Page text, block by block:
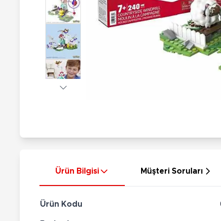
Hayvan Figürler
Çeşitli Figürler
Koleksiyon Figürler
Elektronik Ürünler
Nerf
Silahlar
Silah Setleri
Ürün Bilgisi Müşteri Soruları
Ürün Kodu